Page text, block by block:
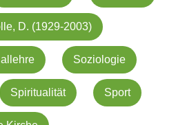
D. (1929-2003)
Soziologie
Spiritualität Sport